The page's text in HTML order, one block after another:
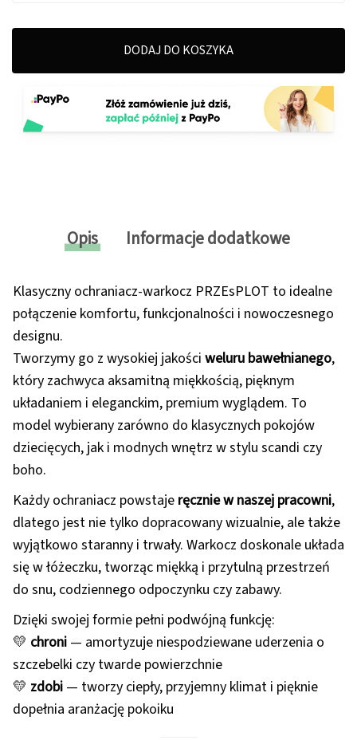
DODAJ DO KOSZYKA
Opis Informacje dodatkowe
Klasyczny ochraniacz-warkocz PRZEsPLOT to idealne
połączenie komfortu, funkcjonalności i nowoczesnego
designu.
Tworzymy go z wysokiej jakości weluru bawełnianego,
który zachwyca aksamitną miękkością, pięknym
układaniem i eleganckim, premium wyglądem. To
model wybierany zarówno do klasycznych pokojów
dziecięcych, jak i modnych wnętrz w stylu scandi czy
boho.
Każdy ochraniacz powstaje ręcznie w naszej pracowni,
dlatego jest nie tylko dopracowany wizualnie, ale także
wyjątkowo staranny i trwały. Warkocz doskonale układa
się w łóżeczku, tworząc miękką i przytulną przestrzeń
do snu, codziennego odpoczynku czy zabawy.
Dzięki swojej formie pełni podwójną funkcję:
💛 chroni — amortyzuje niespodziewane uderzenia o
szczebelki czy twarde powierzchnie
💛 zdobi — tworzy ciepły, przyjemny klimat i pięknie
dopełnia aranżację pokoiku